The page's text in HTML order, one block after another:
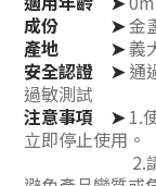
成份 ➤金
產地 ➤義
安全認證 ➤通
過敏測試
注意事項 ➤1.
立即停止使用。
2.請放置陰